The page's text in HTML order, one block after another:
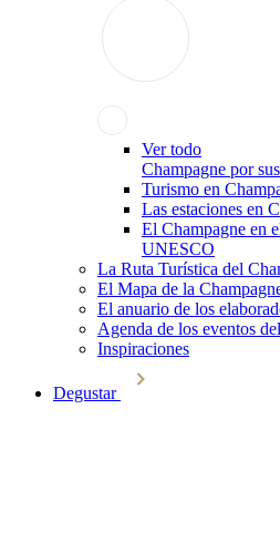
Ver todo
Champagne por
Turismo en
Las estaciones en
El Champagne en
UNESCO
La Ruta Turística del
El Mapa de la
El anuario de los
Agenda de los eventos
Inspiraciones
Degustar